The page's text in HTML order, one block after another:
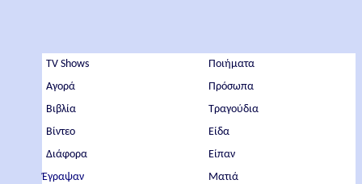
TV Shows
Αγορά
Βιβλία
Βίντεο
Διάφορα
Έγραψαν
Ποιήματα
Πρόσωπα
Τραγούδια
Είδα
Είπαν
Ματιά